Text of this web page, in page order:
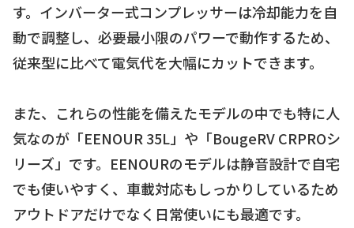
す。インバーター式コンプレッサーは冷却能力を自
動で調整し、必要最小限のパワーで動作するため、
従来型に比べて電気代を大幅にカットできます。
また、これらの性能を備えたモデルの中でも特に人
気なのが「EENOUR 35L」や「BougeRV CRPROシ
リーズ」です。EENOURのモデルは静音設計で自宅
でも使いやすく、車載対応もしっかりしているため
アウトドアだけでなく日常使いにも最適です。